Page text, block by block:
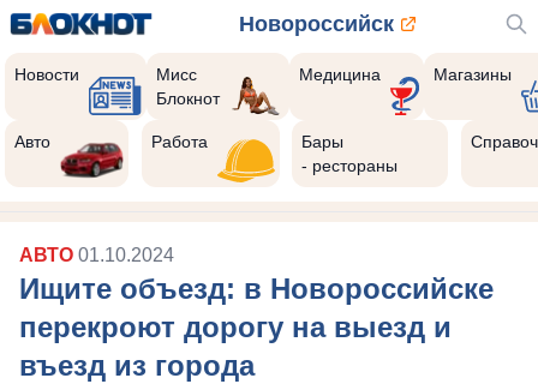
Новороссийск
Новости
Мисс
Блокнот
Медицина Магазины
Авто Работа
Бары
- рестораны
АВТО 01.10.2024
Ищите объезд: в Новороссийске
перекроют дорогу на выезд и
въезд из города